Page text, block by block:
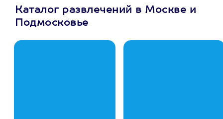
Каталог развлечений в Москве и
Подмосковье